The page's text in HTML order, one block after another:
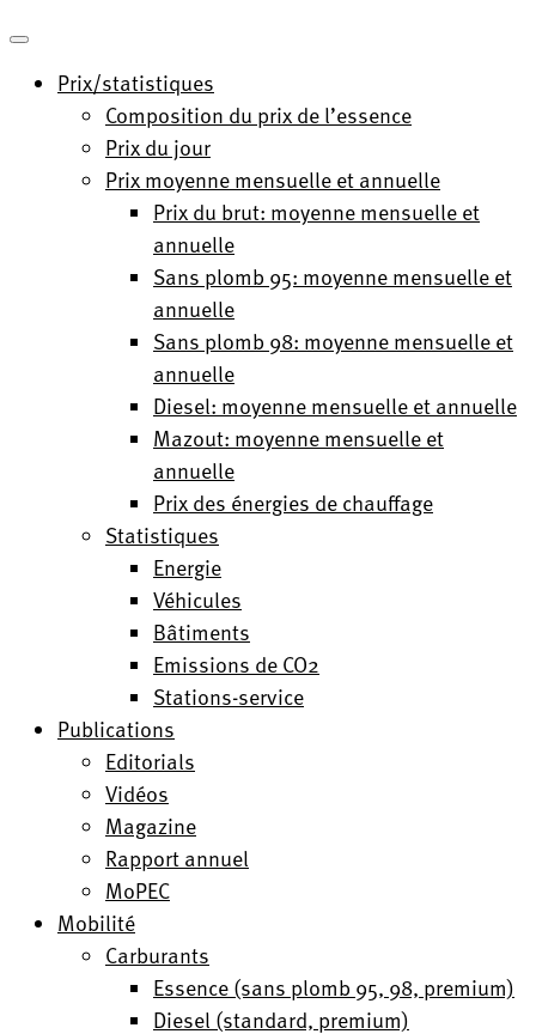
Prix/statistiques
Composition du prix de l’essence
Prix du jour
Prix moyenne mensuelle et annuelle
Prix du brut: moyenne mensuelle et
annuelle
Sans plomb 95: moyenne mensuelle et
annuelle
Sans plomb 98: moyenne mensuelle et
annuelle
Diesel: moyenne mensuelle et annuelle
Mazout: moyenne mensuelle et
annuelle
Prix des énergies de chauffage
Statistiques
Energie
Véhicules
Bâtiments
Emissions de CO2
Stations-service
Publications
Editorials
Vidéos
Magazine
Rapport annuel
MoPEC
Mobilité
Carburants
Essence (sans plomb 95, 98, premium)
Diesel (standard, premium)